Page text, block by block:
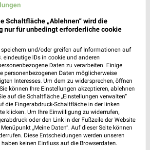
Bochum-Wattenscheid
12
Bochum-Wattenscheid
km
Bottrop
34-36
Bottrop
09:00 - 19:00 Uhr | Geöffnet
km
Schaltfläche „Ablehnen“ wird die
nur für unbedingt erforderliche cookie
und/oder greifen auf Informationen auf
eindeutige IDs in cookie und anderen
Daten zu verarbeiten. Einige
personenbezogenen Daten möglicherweise
Interesses. Um dem zu widersprechen, öffnen
können Ihre Einstellungen akzeptieren, ablehnen
auf die Schaltfläche „Einstellungen verwalten“
die Fingerabdruck-Schaltfläche in der linken
klicken. Um Ihre Einwilligung zu widerrufen,
oder den Link in der Fußzeile der Website
„Meine Daten“. Auf dieser Seite können
Diese Entscheidungen werden unseren
keinen Einfluss auf die Browserdaten.